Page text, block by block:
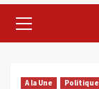
Menu
A la Une Politique